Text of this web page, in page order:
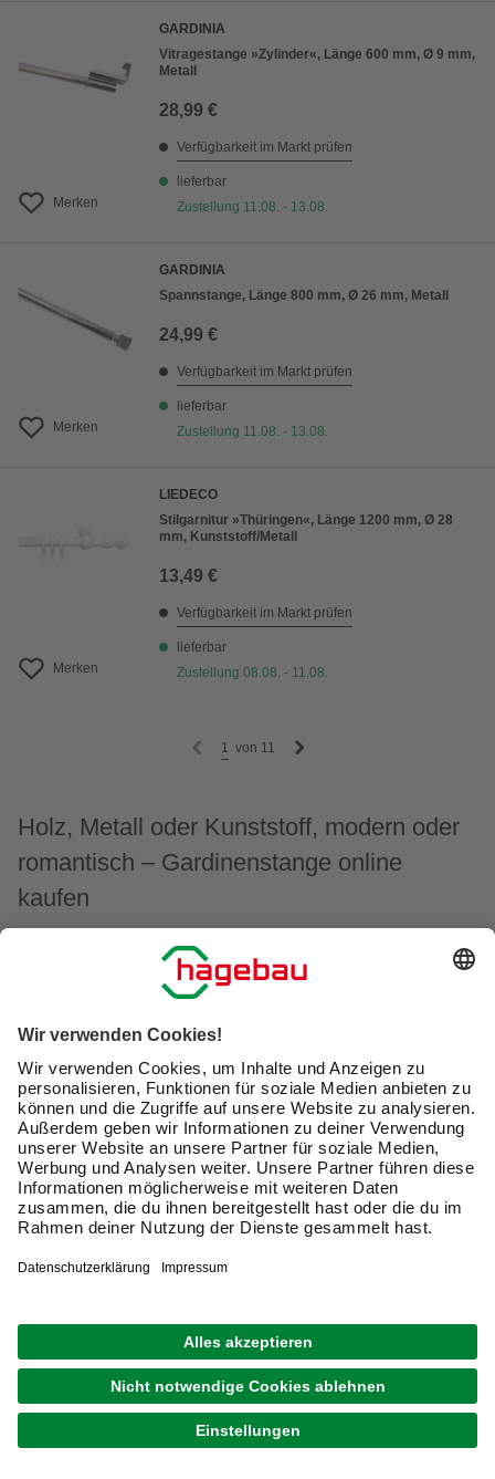
Merken
GARDINIA
Vitragestange »Zylinder«, Länge 600 mm, Ø 9 mm,
Metall
28,99 €
Verfügbarkeit im Markt prüfen
lieferbar
Zustellung 11.08. - 13.08.
Merken
GARDINIA
Spannstange, Länge 800 mm, Ø 26 mm, Metall
24,99 €
Verfügbarkeit im Markt prüfen
lieferbar
Zustellung 11.08. - 13.08.
Merken
LIEDECO
Stilgarnitur »Thüringen«, Länge 1200 mm, Ø 28
mm, Kunststoff/Metall
13,49 €
Verfügbarkeit im Markt prüfen
lieferbar
Zustellung 08.08. - 11.08.
1 von 11
Holz, Metall oder Kunststoff, modern oder
romantisch – Gardinenstange online
kaufen
Wenn Du eine neue Wohnung beziehst oder Dein
Zuhause renovierst, runden neue Fensterdekorationen
Gardinen sind das i-Tüpfelchen und verleihen Deinen
Zimmern erst eine wohnliche Atmosphäre. Auch wenn Du
einen puristischen Wohnstil bevorzugst, tragen Gardinen
mit passender Gardinenstange zum stilistischen
Gesamtbild bei. Letztendlich haben Gardinen neben dem
dekorativen Effekt auch eine praktische Funktion. Sie
schützen Dich vor Sonneneinstrahlung und
unerwünschten Einblicken in Dein Privatleben. Kombiniert
zudem Räume oder dient als Sichtschutz vor Regalen und
Was unterscheidet Gardinenstangen von anderen
Gardinen-Aufhängungen?
Die Vorhangstange ist eine der klassischen Arten,